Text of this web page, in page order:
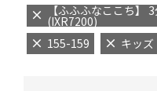
【ふふふなここち】
(IXR7200)
155-159
キッズ